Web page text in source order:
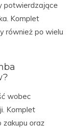
potwierdzające
Komplet
również po wielu
wobec
Komplet
oraz